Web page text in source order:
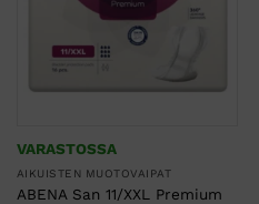
VARASTOSSA
AIKUISTEN MUOTOVAIPAT
ABENA San 11/XXL Premium